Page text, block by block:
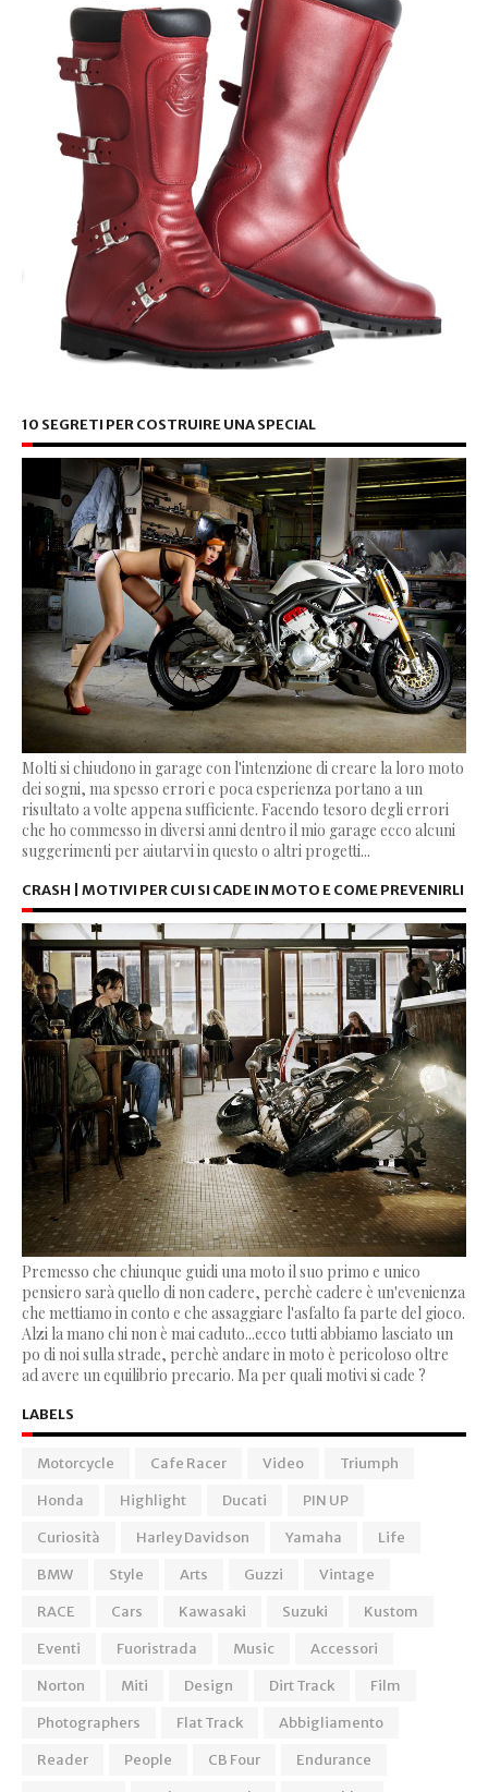
10 SEGRETI PER COSTRUIRE UNA SPECIAL
Molti si chiudono in garage con l'intenzione di creare la loro moto
dei sogni, ma spesso errori e poca esperienza portano a un
risultato a volte appena sufficiente. Facendo tesoro degli errori
che ho commesso in diversi anni dentro il mio garage ecco alcuni
suggerimenti per aiutarvi in questo o altri progetti...
CRASH | MOTIVI PER CUI SI CADE IN MOTO E COME PREVENIRLI
Premesso che chiunque guidi una moto il suo primo e unico
pensiero sarà quello di non cadere, perchè cadere è un'evenienza
che mettiamo in conto e che assaggiare l'asfalto fa parte del gioco.
Alzi la mano chi non è mai caduto...ecco tutti abbiamo lasciato un
po di noi sulla strade, perchè andare in moto è pericoloso oltre
ad avere un equilibrio precario. Ma per quali motivi si cade ?
LABELS
Motorcycle Cafe Racer Video
Triumph
Honda
Highlight Ducati
PIN UP
Curiosità
Harley Davidson Yamaha
Life
BMW
Style Arts Guzzi
Vintage
RACE
Cars Kawasaki Suzuki
Kustom
Eventi
Fuoristrada Music
Accessori
Norton
Miti Design Dirt Track
Film
Photographers
Flat Track
Abbigliamento
Reader
People CB Four
Endurance